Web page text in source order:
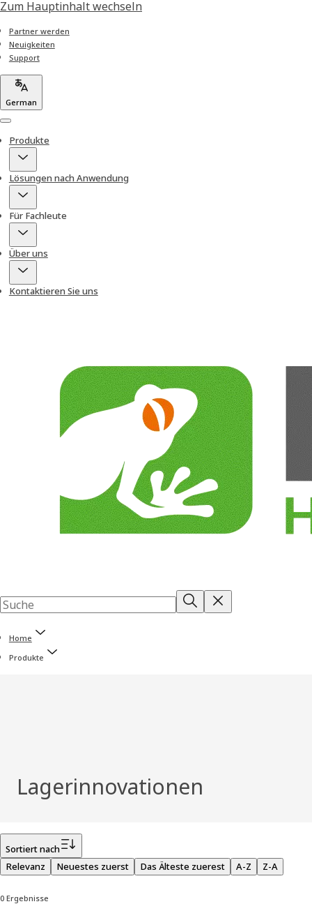
Zum Hauptinhalt wechseln
Partner werden
Neuigkeiten
Support
German
Menu
Produkte
Lösungen nach Anwendung
Für Fachleute
Über uns
Kontaktieren Sie uns
Home
Produkte
Lagerinnovationen
Sortiert nach
Relevanz
Neuestes zuerst Das Älteste zuerest A-Z Z-A
0 Ergebnisse